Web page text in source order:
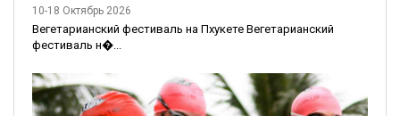
10-18 Октябрь 2026
Вегетарианский фестиваль на Пхукете Вегетарианский
фестиваль н�...